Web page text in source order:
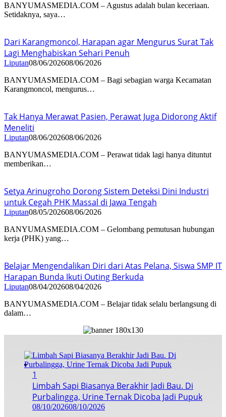
BANYUMASMEDIA.COM – Agustus adalah bulan keceriaan.
Setidaknya, saya…
Dari Karangmoncol, Harapan agar Mengurus Surat Tak
Lagi Menghabiskan Sehari Penuh
Liputan08/06/202608/06/2026
BANYUMASMEDIA.COM – Bagi sebagian warga Kecamatan
Karangmoncol, mengurus…
Tak Hanya Merawat Pasien, Perawat Juga Didorong Aktif
Meneliti
Liputan08/06/202608/06/2026
BANYUMASMEDIA.COM – Perawat tidak lagi hanya dituntut
memberikan…
Setya Arinugroho Dorong Sistem Deteksi Dini Industri
untuk Cegah PHK Massal di Jawa Tengah
Liputan08/05/202608/06/2026
BANYUMASMEDIA.COM – Gelombang pemutusan hubungan
kerja (PHK) yang…
Belajar Mengendalikan Diri dari Atas Pelana, Siswa SMP IT
Harapan Bunda Ikuti Outing Berkuda
Liputan08/04/202608/04/2026
BANYUMASMEDIA.COM – Belajar tidak selalu berlangsung di
dalam…
1
Limbah Sapi Biasanya Berakhir Jadi Bau. Di
Purbalingga, Urine Ternak Dicoba Jadi Pupuk
08/10/202608/10/2026